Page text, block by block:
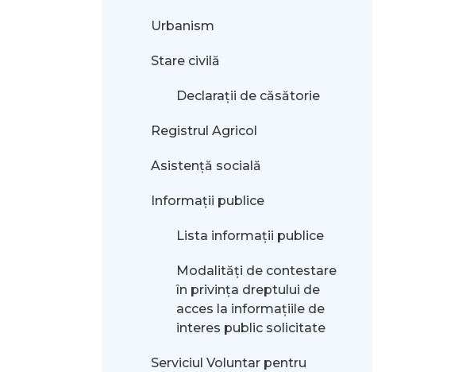
Urbanism
Stare civilă
Declarații de căsătorie
Registrul Agricol
Asistență socială
Informații publice
Lista informații publice
Modalităţi de contestare
în privinţa dreptului de
acces la informaţiile de
interes public solicitate
Serviciul Voluntar pentru